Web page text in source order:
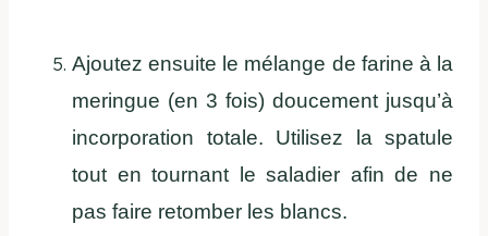
Ajoutez ensuite le mélange de farine à la
meringue (en 3 fois) doucement jusqu’à
incorporation totale. Utilisez la spatule
tout en tournant le saladier afin de ne
pas faire retomber les blancs.